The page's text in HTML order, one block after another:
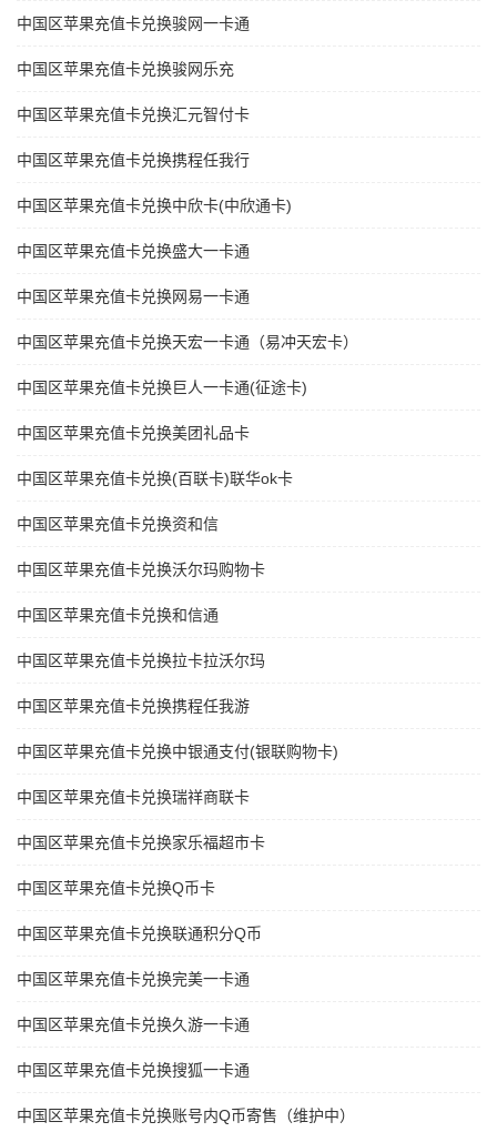
中国区苹果充值卡兑换骏网一卡通
中国区苹果充值卡兑换骏网乐充
中国区苹果充值卡兑换汇元智付卡
中国区苹果充值卡兑换携程任我行
中国区苹果充值卡兑换中欣卡(中欣通卡)
中国区苹果充值卡兑换盛大一卡通
中国区苹果充值卡兑换网易一卡通
中国区苹果充值卡兑换天宏一卡通（易冲天宏卡）
中国区苹果充值卡兑换巨人一卡通(征途卡)
中国区苹果充值卡兑换美团礼品卡
中国区苹果充值卡兑换(百联卡)联华ok卡
中国区苹果充值卡兑换资和信
中国区苹果充值卡兑换沃尔玛购物卡
中国区苹果充值卡兑换和信通
中国区苹果充值卡兑换拉卡拉沃尔玛
中国区苹果充值卡兑换携程任我游
中国区苹果充值卡兑换中银通支付(银联购物卡)
中国区苹果充值卡兑换瑞祥商联卡
中国区苹果充值卡兑换家乐福超市卡
中国区苹果充值卡兑换Q币卡
中国区苹果充值卡兑换联通积分Q币
中国区苹果充值卡兑换完美一卡通
中国区苹果充值卡兑换久游一卡通
中国区苹果充值卡兑换搜狐一卡通
中国区苹果充值卡兑换账号内Q币寄售（维护中）